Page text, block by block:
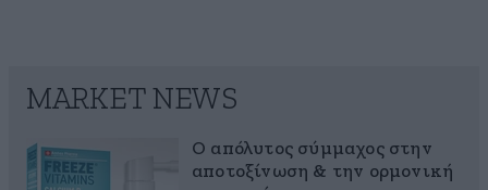
MARKET NEWS
Ο απόλυτος σύμμαχος στην
αποτοξίνωση & την ορμονική